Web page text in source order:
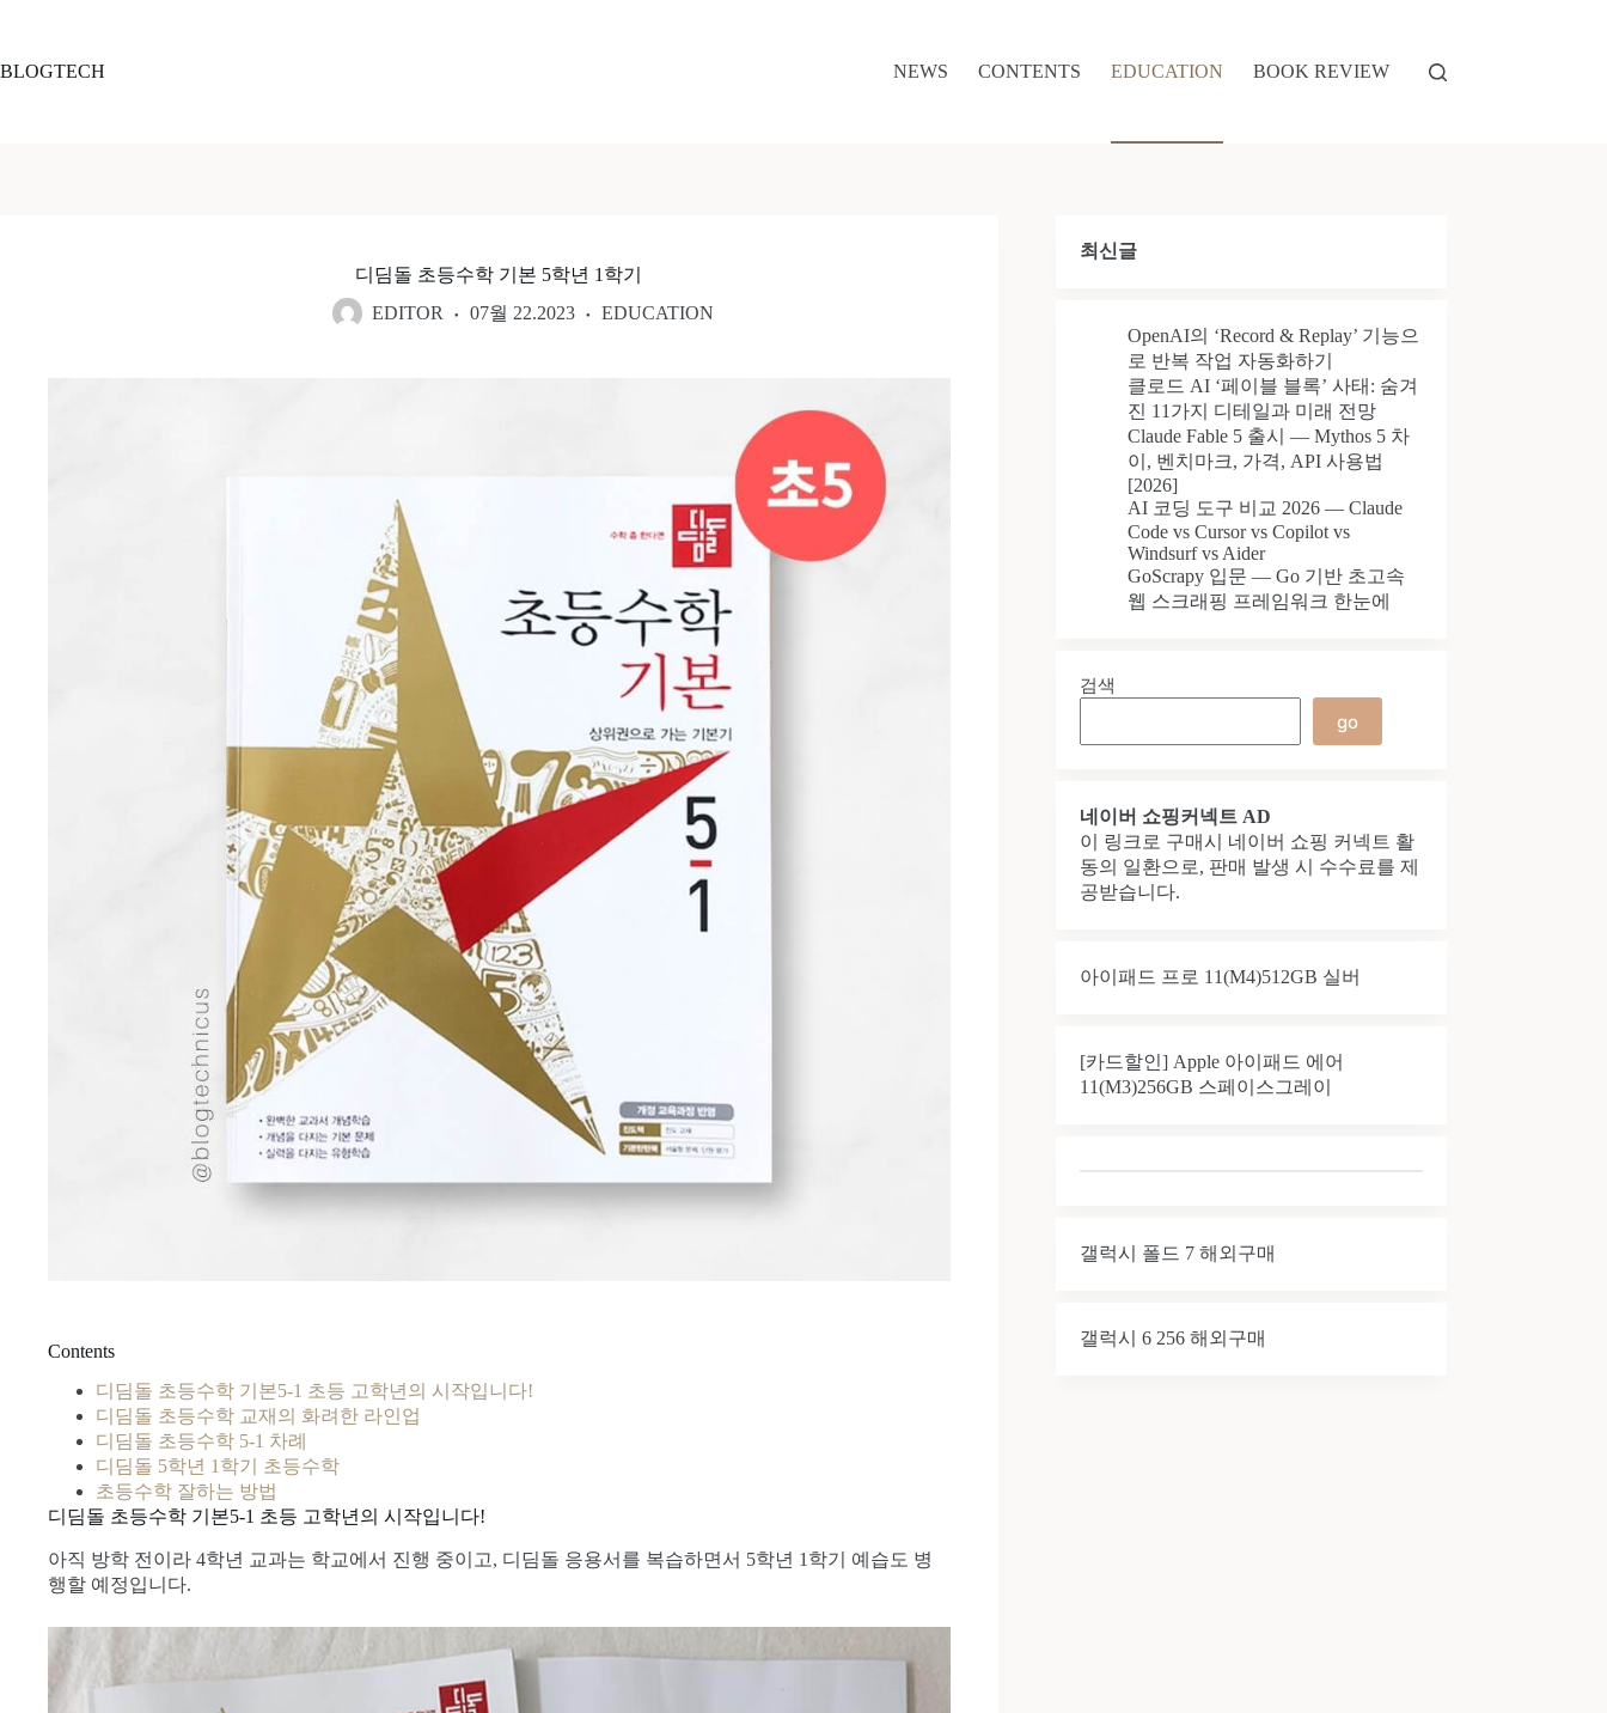
으
BLOGTECH NEWS CONTENTS EDUCATION BOOK REVIEW
디딤돌 초등수학 기본 5학년 1학기
EDITOR
07월 22.2023 EDUCATION
Contents
디딤돌 초등수학 기본5-1 초등 고학년의 시작입니다!
디딤돌 초등수학 교재의 화려한 라인업
디딤돌 초등수학 5-1 차례
디딤돌 5학년 1학기 초등수학
초등수학 잘하는 방법
디딤돌 초등수학 기본5-1 초등 고학년의 시작입니다!
아직 방학 전이라 4학년 교과는 학교에서 진행 중이고, 디딤돌 응용서를 복습하면서 5학년 1학기 예습도 병
행할 예정입니다.
최신글
OpenAI의 ‘Record & Replay’ 기능으
로 반복 작업 자동화하기
클로드 AI ‘페이블 블록’ 사태: 숨겨
진 11가지 디테일과 미래 전망
Claude Fable 5 출시 — Mythos 5 차
이, 벤치마크, 가격, API 사용법
[2026]
AI 코딩 도구 비교 2026 — Claude
Code vs Cursor vs Copilot vs
Windsurf vs Aider
GoScrapy 입문 — Go 기반 초고속
웹 스크래핑 프레임워크 한눈에
검색
go
네이버 쇼핑커넥트 AD
이 링크로 구매시 네이버 쇼핑 커넥트 활
동의 일환으로, 판매 발생 시 수수료를 제
공받습니다.
아이패드 프로 11(M4)512GB 실버
[카드할인] Apple 아이패드 에어
11(M3)256GB 스페이스그레이
갤럭시 폴드 7 해외구매
갤럭시 6 256 해외구매